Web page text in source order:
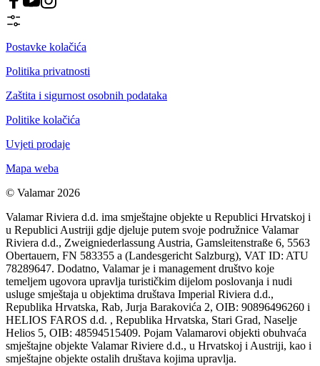
Postavke kolačića
Politika privatnosti
Zaštita i sigurnost osobnih podataka
Politike kolačića
Uvjeti prodaje
Mapa weba
© Valamar 2026
Valamar Riviera d.d. ima smještajne objekte u Republici Hrvatskoj i
u Republici Austriji gdje djeluje putem svoje podružnice Valamar
Riviera d.d., Zweigniederlassung Austria, Gamsleitenstraße 6, 5563
Obertauern, FN 583355 a (Landesgericht Salzburg), VAT ID: ATU
78289647. Dodatno, Valamar je i management društvo koje
temeljem ugovora upravlja turističkim dijelom poslovanja i nudi
usluge smještaja u objektima društava Imperial Riviera d.d.,
Republika Hrvatska, Rab, Jurja Barakovića 2, OIB: 90896496260 i
HELIOS FAROS d.d. , Republika Hrvatska, Stari Grad, Naselje
Helios 5, OIB: 48594515409. Pojam Valamarovi objekti obuhvaća
smještajne objekte Valamar Riviere d.d., u Hrvatskoj i Austriji, kao i
smještajne objekte ostalih društava kojima upravlja.